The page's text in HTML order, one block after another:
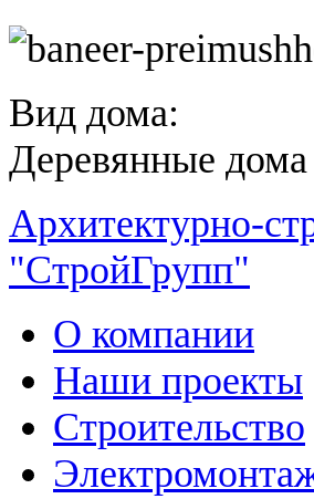
Вид дома:
Деревянные дома
Архитектурно-
"СтройГрупп"
О компании
Наши проекты
Строительство